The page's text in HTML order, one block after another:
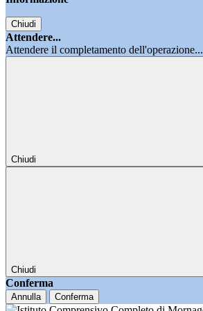
Chiudi
Attendere...
Attendere il completamento dell'operazione...
Chiudi
Chiudi
Conferma
Annulla Conferma